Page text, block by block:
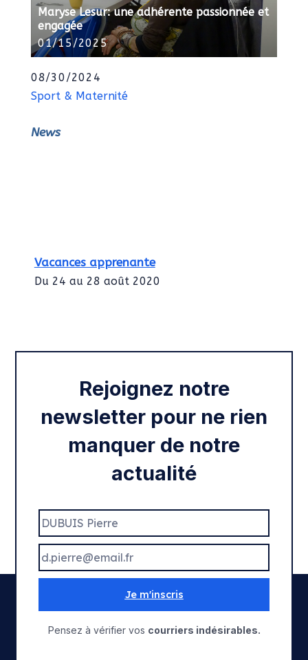
Maryse Lesur: une adhérente passionnée et
engagée
01/15/2025
08/30/2024
Sport & Maternité
News
Vacances apprenante
Du 24 au 28 août 2020
Rejoignez notre
newsletter pour ne rien
manquer de notre
actualité
Je m'inscris
Pensez à vérifier vos courriers indésirables.